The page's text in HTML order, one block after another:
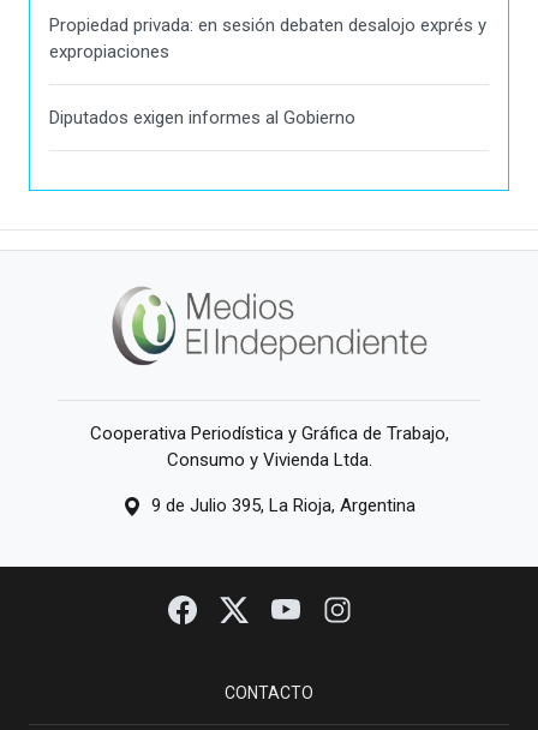
Propiedad privada: en sesión debaten desalojo exprés y
expropiaciones
Diputados exigen informes al Gobierno
Cooperativa Periodística y Gráfica de Trabajo,
Consumo y Vivienda Ltda.
9 de Julio 395, La Rioja, Argentina
CONTACTO